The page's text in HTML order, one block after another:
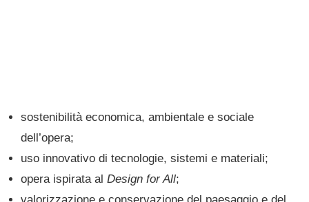
sostenibilità economica, ambientale e sociale
dell’opera;
uso innovativo di tecnologie, sistemi e materiali;
opera ispirata al Design for All;
valorizzazione e conservazione del paesaggio e del